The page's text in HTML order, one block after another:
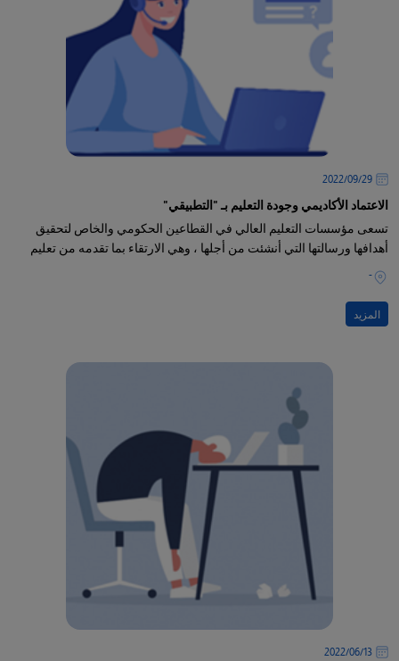
29‏/09‏/2022
الاعتماد الأكاديمي وجودة التعليم بـ "التطبيقي"
تسعى مؤسسات التعليم العالي في القطاعين الحكومي والخاص لتحقيق
أهدافها ورسالتها التي أنشئت من أجلها ، وهي الارتقاء بما تقدمه من تعليم
-
المزيد
13‏/06‏/2022